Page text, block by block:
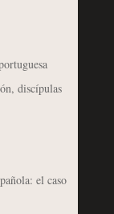
discípulas
el caso